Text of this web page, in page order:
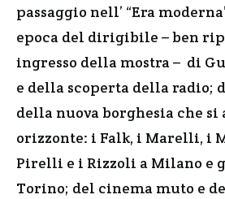
passaggio nell’ “Era
epoca del dirigibile – ben
ingresso della mostra – di
e della scoperta della radio;
della nuova borghesia che si
orizzonte: i Falk, i Marelli, i
Pirelli e i Rizzoli a Milano e
Torino; del cinema muto e